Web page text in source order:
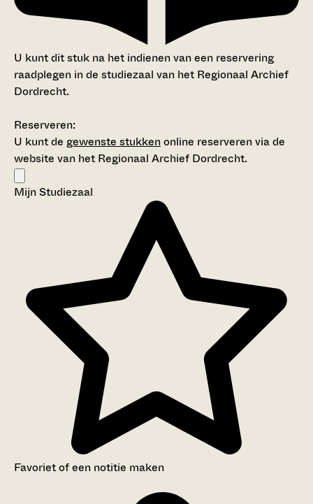
U kunt dit stuk na het indienen van een reservering
raadplegen in de studiezaal van het Regionaal Archief
Dordrecht.
Reserveren:
U kunt de gewenste stukkenonline reserveren via de
website van het Regionaal Archief Dordrecht.
Mijn Studiezaal
Favoriet of een notitie maken